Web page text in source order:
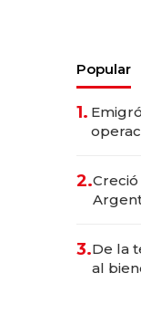
Popular
1.
2.
las
3.De la
al